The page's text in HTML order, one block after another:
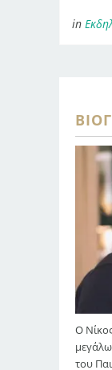
in
Ο
του